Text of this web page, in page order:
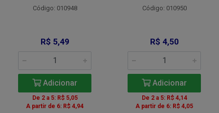
Código: 010948
R$ 5,49
Adicionar
De 2 a 5: R$ 5,05
A partir de 6: R$ 4,94
Código: 010950
R$ 4,50
Adicionar
De 2 a 5: R$ 4,14
A partir de 6: R$ 4,05